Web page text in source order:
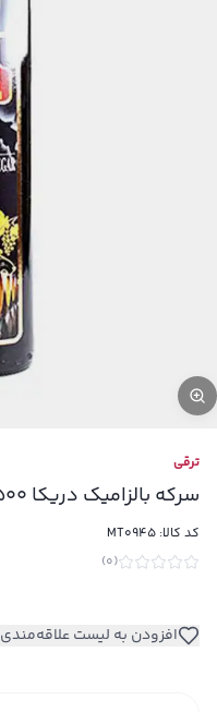
ترقی
سرکه بالزامیک دریکا 500 میلی لیتری ترقی
کد کالا: MT0945
(
0
)
افزودن به لیست علاقه‌مندی